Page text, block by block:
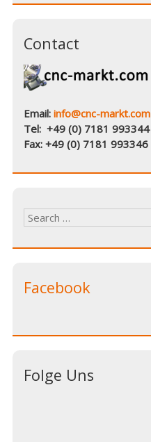
Contact
Email:info@cnc-markt.com
Tel: +49 (0) 7181 993344
Fax: +49 (0) 7181 993346
Facebook
Folge Uns